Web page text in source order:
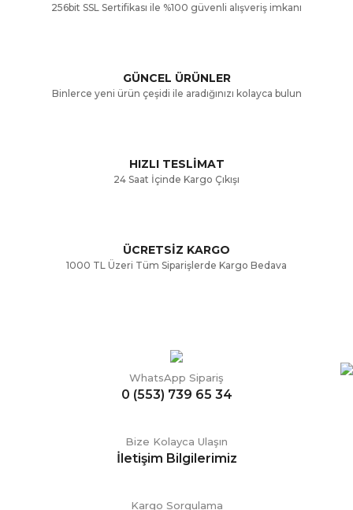
256bit SSL Sertifikası ile %100 güvenli alışveriş imkanı
GÜNCEL ÜRÜNLER
Binlerce yeni ürün çeşidi ile aradığınızı kolayca bulun
HIZLI TESLİMAT
24 Saat İçinde Kargo Çıkışı
ÜCRETSİZ KARGO
1000 TL Üzeri Tüm Siparişlerde Kargo Bedava
WhatsApp Sipariş
0 (553) 739 65 34
Bize Kolayca Ulaşın
İletişim Bilgilerimiz
Kargo Sorgulama